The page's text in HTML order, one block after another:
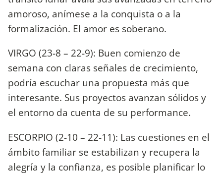
amoroso, anímese a la conquista o a la
formalización. El amor es soberano.
VIRGO (23-8 – 22-9): Buen comienzo de
semana con claras señales de crecimiento,
podría escuchar una propuesta más que
interesante. Sus proyectos avanzan sólidos y
el entorno da cuenta de su performance.
ESCORPIO (2-10 – 22-11): Las cuestiones en el
ámbito familiar se estabilizan y recupera la
alegría y la confianza, es posible planificar lo